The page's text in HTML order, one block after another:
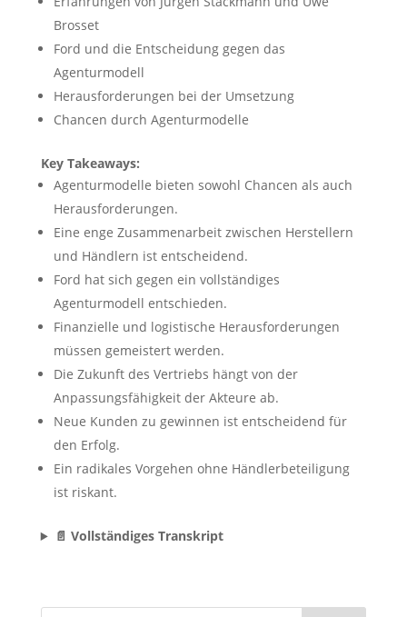
Brosset
Ford und die Entscheidung gegen das
Agenturmodell
Herausforderungen bei der Umsetzung
Chancen durch Agenturmodelle
Key Takeaways:
Agenturmodelle bieten sowohl Chancen als auch
Herausforderungen.
Eine enge Zusammenarbeit zwischen Herstellern
und Händlern ist entscheidend.
Ford hat sich gegen ein vollständiges
Agenturmodell entschieden.
Finanzielle und logistische Herausforderungen
müssen gemeistert werden.
Die Zukunft des Vertriebs hängt von der
Anpassungsfähigkeit der Akteure ab.
Neue Kunden zu gewinnen ist entscheidend für
den Erfolg.
Ein radikales Vorgehen ohne Händlerbeteiligung
ist riskant.
📄 Vollständiges Transkript